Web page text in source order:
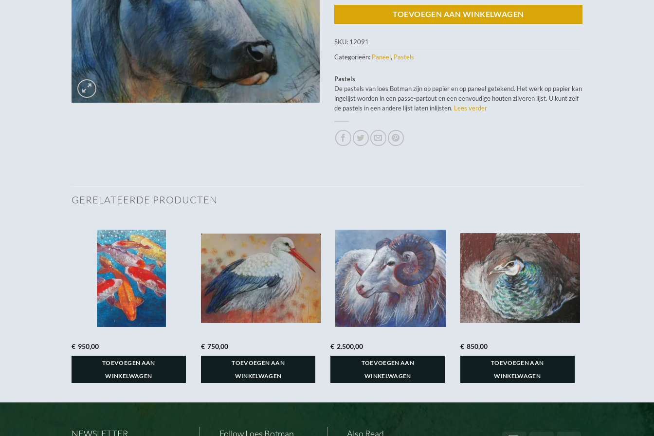
TOEVOEGEN AAN WINKELWAGEN
SKU: 12091
Categorieën: Paneel, Pastels
Pastels
De pastels van loes Botman zijn op papier en op paneel getekend. Het werk op papier kan
ingelijst worden in een passe-partout en een eenvoudige houten zilveren lijst. U kunt zelf
de pastels in een andere lijst laten inlijsten. Lees verder
GERELATEERDE PRODUCTEN
€ 950,00
TOEVOEGEN AAN
WINKELWAGEN
€ 750,00
TOEVOEGEN AAN
WINKELWAGEN
€ 2.500,00
TOEVOEGEN AAN
WINKELWAGEN
€ 850,00
TOEVOEGEN AAN
WINKELWAGEN
NEWSLETTER Follow Loes Botman Also Read